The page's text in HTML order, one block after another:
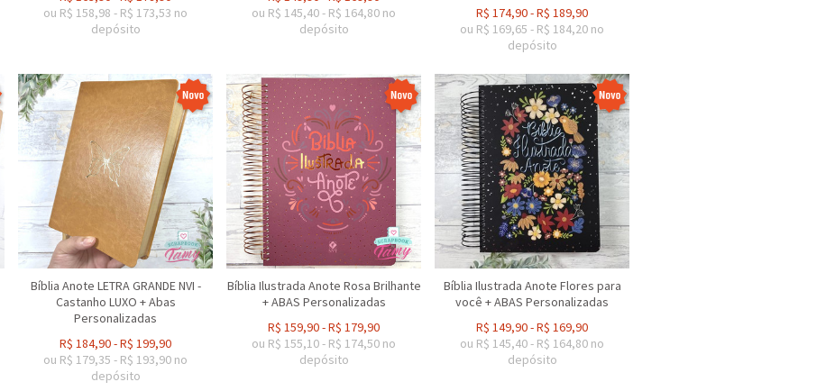
ou R$ 158,98 - R$ 173,53 no
depósito
ou R$ 145,40- R$ 164,80 no
depósito
R$ 174,90-R$ 189,90
ou R$ 169,65 - R$ 184,20 no
depósito
Bíblia Anote LETRA GRANDE NVI -
Castanho LUXO + Abas
Personalizadas
R$ 184,90-R$ 199,90
ou R$ 179,35 - R$ 193,90 no
depósito
Bíblia Ilustrada Anote Rosa Brilhante
+ ABAS Personalizadas
R$ 159,90-R$ 179,90
ou R$ 155,10- R$ 174,50 no
depósito
Bíblia Ilustrada Anote Flores para
você + ABAS Personalizadas
R$ 149,90-R$ 169,90
ou R$ 145,40- R$ 164,80 no
depósito